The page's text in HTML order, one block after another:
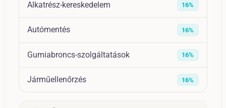
Alkatrész-kereskedelem 16%
Autómentés 16%
Gumiabroncs-szolgáltatások 16%
Járműellenőrzés 16%